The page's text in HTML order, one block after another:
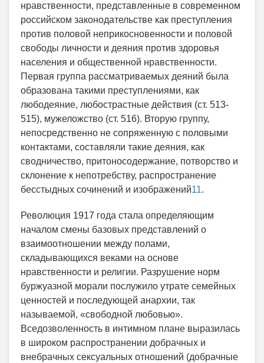
нравственности, представленные в современном
российском законодательстве как преступления
против половой неприкосновенности и половой
свободы личности и деяния против здоровья
населения и общественной нравственности.
Первая группа рассматриваемых деяний была
образована такими преступлениями, как
любодеяние, любострастные действия (ст. 513-
515), мужеложство (ст. 516). Вторую группу,
непосредственно не сопряженную с половыми
контактами, составляли такие деяния, как
сводничество, притоносодержание, потворство и
склонение к непотребству, распространение
бесстыдных сочинений и изображений11.
Революция 1917 года стала определяющим
началом смены базовых представлений о
взаимоотношении между полами,
складывающихся веками на основе
нравственности и религии. Разрушение норм
буржуазной морали послужило утрате семейных
ценностей и последующей анархии, так
называемой, «свободной любовью».
Вседозволенность в интимном плане выразилась
в широком распространении добрачных и
внебрачных сексуальных отношений (добрачные